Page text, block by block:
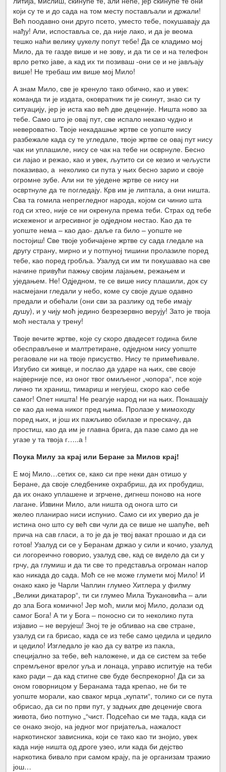
који су те и до сада на том месту постављали и држали!
Већ поодавно они друго псето, уместо тебе, покушавају да
нађу! Али, испоставља се, да није лако, и да је веома
тешко наћи велику џукелу попут тебе! Да се кладимо мој
Мило, да те газде више и не зову, и да ти се и на телефон
врло ретко јаве, а кад их ти позиваш -они се и не јављају
више! Не требаш им више мој Мило!
А знам Мило, све је кренуло тако обично, као и увек:
команда ти је издата, оковратник ти је скинут, знао си ту
ситуацију, јер је иста као већ две деценије. Ништа ново за
тебе. Само што је овај пут, све испало некако чудно и
невероватно. Твоје некадашње жртве се уопште нису
разбежале када су те угледале, твоје жртве се овај пут нису
чак ни уплашиле, нису се чак на тебе ни осврнуле. Бесно
си лајао и режао, као и увек, љутито си се кезио и чељусти
показивао, а неколико си пута у њих бесно зарио и своје
огромне зубе. Али ни те уједене жртве се нису ни
освртнуле да те погледају. Крв им је липтала, а они ништа.
Сва та гомила непрегледног народа, којом си чинио шта
год си хтео, није се ни окренула према теби. Страх од тебе
искеженог и агресивног је одједном нестао. Као да те
уопште нема – као дао- даље га било – уопште не
постојиш! Све твоје уобичајене жртве су сада гледале на
другу страну, мирно и у потпуној тишини пролазиле поред
тебе, као поред гробља. Узалуд си им ти покушавао на све
начине привући пажњу својим лајањем, режањем и
уједањем. Не! Одједном, те се више нису плашили, док су
насмејани гледали у небо, коме су своје душе одавно
предали и обећали (они сви за разлику од тебе имају
душу), и у чију моћ једино безрезервно верују! Зато је твоја
моћ нестала у трену!
Твоје вечите жртве, које су скоро двадесет година биле
обесправљене и малтретиране, одједном нису уопште
регаовале ни на твоје присуство. Нису те примећивале.
Изгубио си живце, и послао да ударе на њих, све своје
најверније псе, из оног твог омиљеног „чопора“, псе које
лично ти храниш, тимариш и негујеш, скоро као себе
самог! Опет ништа! Не реагује народ ни на њих. Понашају
се као да нема никог пред њима. Пролазе у мимоходу
поред њих, и још их пажљиво обилазе и прескачу, да
простиш, као да им је главна брига, да пазе само да не
угазе у та твоја г…..а !
Поука Милу за крај или Беране за Милов крај!
Е мој Мило…сетих се, како си пре неки дан отишо у
Беране, да своје следбенике охрабриш, да их пробудиш,
да их онако уплашене и згрчене, дигнеш поново на ноге
лагане. Извини Мило, али ништа од онога што си
желео планирао ниси испунио. Само си их уверио да је
истина оно што су већ сви чули да се више не шапуће, већ
прича на сав гласи, а то је да је твој вакат прошао и да си
готов! Узалуд си се у Беранам држао у сили и кочио, узалуд
си логореично говорио, узалуд све, кад се видело да си у
грчу, да глумиш и да ти све то представља огроман напор
као никада до сада. Моћ се не може глумети мој Мило! И
онако како је Чарли Чаплин глумео Хитлера у филму
„Велики дикатарор“, ти си глумео Мила Ђукановића – али
до зла Бога комично! Јер моћ, мили мој Мило, долази од
самог Бога! А ти у Бога – поносно си то неколико пута
изјавио – не верујеш! Зној те је обливао на све стране,
узалуд си га брисао, када се из тебе само цедила и цедило
и цедило! Изгледало је као да су ватре из пакла,
специјално за тебе, већ наложене, и да се систем за тебе
спремљеног врелог уља и лонаца, управо испитује на теби
како ради – да кад стигне све буде беспрекорно! Да си за
оном говорницом у Беранама тада крепао, не би те
уопште морали, као сваког мрца „купати“, толико си се пута
обрисао, да си по први пут, у задњих две деценије свога
живота, био потпуно „“чист. Подсећао си ме тада, када си
се онако знојо, на једног мог пријатеља, нажалост
наркотинског зависника, који се тако као ти знојио, увек
када није ништа од дроге узео, или када би дејство
наркотика бивало при самом крају, па је организам тражио
још…